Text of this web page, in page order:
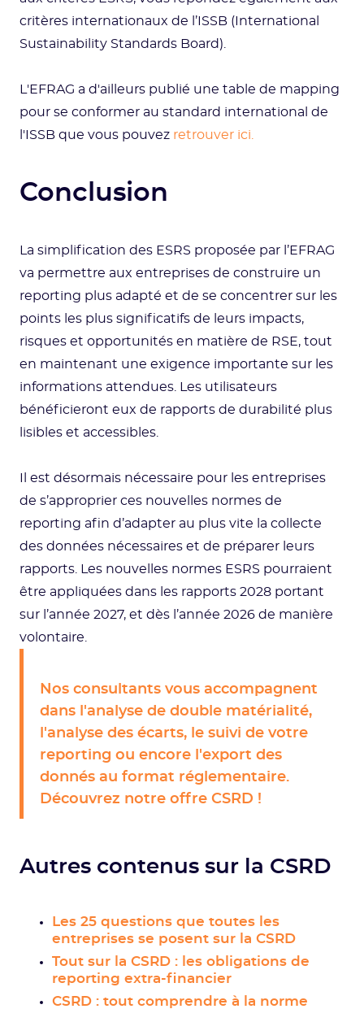
critères internationaux de l’ISSB (International
Sustainability Standards Board).
L'EFRAG a d'ailleurs publié une table de mapping
pour se conformer au standard international de
l'ISSB que vous pouvez retrouver ici.
Conclusion
La simplification des ESRS proposée par l’EFRAG
va permettre aux entreprises de construire un
reporting plus adapté et de se concentrer sur les
points les plus significatifs de leurs impacts,
risques et opportunités en matière de RSE, tout
en maintenant une exigence importante sur les
informations attendues. Les utilisateurs
bénéficieront eux de rapports de durabilité plus
lisibles et accessibles.
Il est désormais nécessaire pour les entreprises
de s’approprier ces nouvelles normes de
reporting afin d’adapter au plus vite la collecte
des données nécessaires et de préparer leurs
rapports. Les nouvelles normes ESRS pourraient
être appliquées dans les rapports 2028 portant
sur l’année 2027, et dès l’année 2026 de manière
volontaire.
Nos consultants vous accompagnent
dans l'analyse de double matérialité,
l'analyse des écarts, le suivi de votre
reporting ou encore l'export des
donnés au format réglementaire.
Découvrez notre offre CSRD !
Autres contenus sur la CSRD
Les 25 questions que toutes les
entreprises se posent sur la CSRD
Tout sur la CSRD : les obligations de
reporting extra-financier
CSRD : tout comprendre à la norme